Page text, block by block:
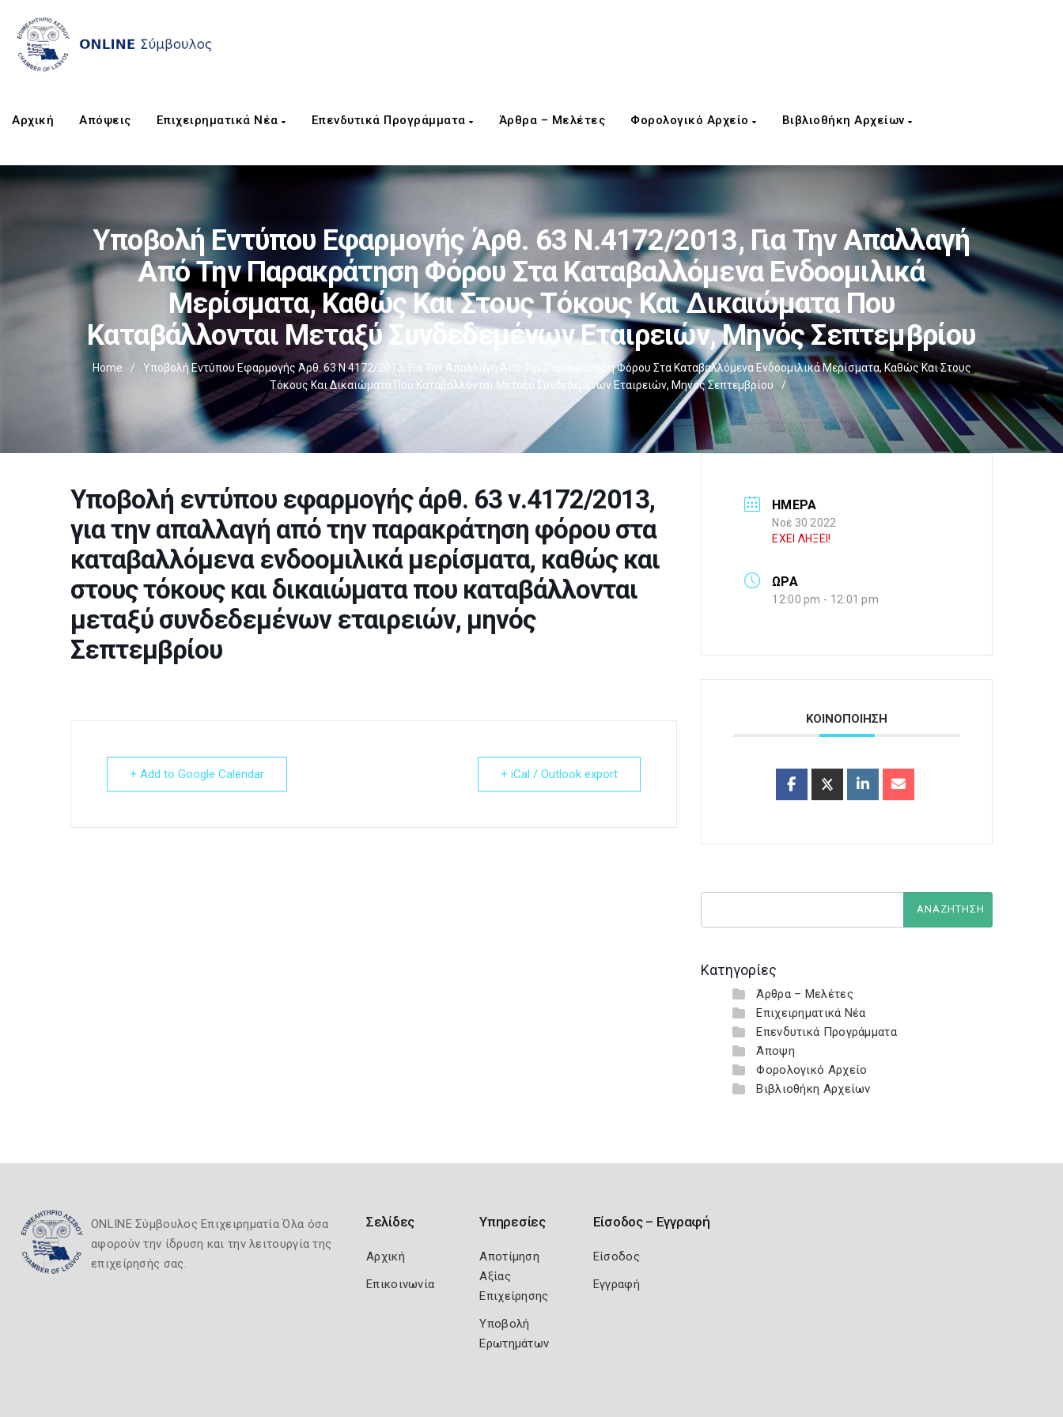
Αρχική Απόψεις Επιχειρηματικά Νέα Επενδυτικά Προγράμματα Άρθρα – Μελέτες Φορολογικό Αρχείο Βιβλιοθήκη Αρχείων
Υποβολή Εντύπου Εφαρμογής Άρθ. 63 Ν.4172/2013, Για Την Απαλλαγή
Από Την Παρακράτηση Φόρου Στα Καταβαλλόμενα Ενδοομιλικά
Μερίσματα, Καθώς Και Στους Τόκους Και Δικαιώματα Που
Καταβάλλονται Μεταξύ Συνδεδεμένων Εταιρειών, Μηνός Σεπτεμβρίου
Home /
Υποβολή Εντύπου Εφαρμογής Άρθ. 63 Ν.4172/2013, Για Την Απαλλαγή Από Την Παρακράτηση Φόρου Στα Καταβαλλόμενα Ενδοομιλικά Μερίσματα, Καθώς Και Στους
Τόκους Και Δικαιώματα Που Καταβάλλονται Μεταξύ Συνδεδεμένων Εταιρειών, Μηνός Σεπτεμβρίου
/
Υποβολή εντύπου εφαρμογής άρθ. 63 ν.4172/2013,
για την απαλλαγή από την παρακράτηση φόρου στα
καταβαλλόμενα ενδοομιλικά μερίσματα, καθώς και
στους τόκους και δικαιώματα που καταβάλλονται
μεταξύ συνδεδεμένων εταιρειών, μηνός
Σεπτεμβρίου
+ Add to Google Calendar + iCal / Outlook export
ΗΜΕΡΑ
Νοέ 30 2022
ΕΧΕΙ ΛΗΞΕΙ!
ΩΡΑ
12:00 pm - 12:01 pm
ΚΟΙΝΟΠΟΙΗΣΗ
Κατηγορίες
Άρθρα – Μελέτες
Επιχειρηματικά Νέα
Επενδυτικά Προγράμματα
Άποψη
Φορολογικό Αρχείο
Βιβλιοθήκη Αρχείων
ONLINE Σύμβουλος Επιχειρηματία Όλα όσα
αφορούν την ίδρυση και την λειτουργία της
επιχείρησής σας.
Σελίδες
Αρχική
Επικοινωνία
Υπηρεσίες
Αποτίμηση
Αξίας
Επιχείρησης
Υποβολή
Ερωτημάτων
Είσοδος – Εγγραφή
Είσοδος
Εγγραφή